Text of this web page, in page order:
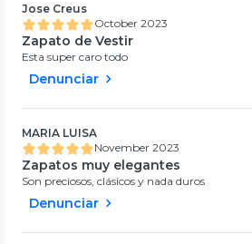
Jose Creus
October 2023
Zapato de Vestir
Esta super caro todo
Denunciar
MARIA LUISA
November 2023
Zapatos muy elegantes
Son preciosos, clásicos y nada duros
Denunciar